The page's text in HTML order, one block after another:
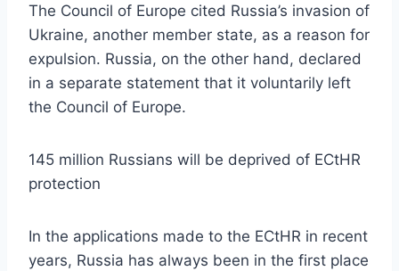
The Council of Europe cited Russia’s invasion of
Ukraine, another member state, as a reason for
expulsion. Russia, on the other hand, declared
in a separate statement that it voluntarily left
the Council of Europe.
145 million Russians will be deprived of ECtHR
protection
In the applications made to the ECtHR in recent
years, Russia has always been in the first place